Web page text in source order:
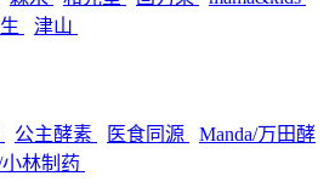
津山
公主酵素 医食同源
Manda/万田酵
林制药